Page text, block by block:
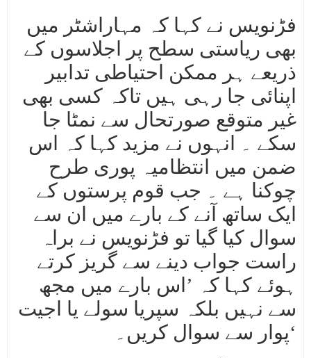
فڑنویس نے کہا کہ مہاراشٹر میں
بھی ریاستی سطح پر اجلاسوں کے
ذریعے ہر ممکن احتیاطی تدابیر
اپنائی جا رہی ہیں تاکہ کسی بھی
غیر متوقع صورتحال سے نمٹا جا
سکے ۔ انہوں نے مزید کہا کہ اس
ضمن میں انتظامیہ پوری طرح
چوکنا ہے ۔ جب قوم پرستوں کے
ایک ساتھ آنے کے بارے میں ان سے
سوال کیا گیا تو فڑنویس نے براہ
راست جواب دینے سے گریز کرتے
ہوئے کہا کہ ’اس بارے میں مجھ
سے نہیں بلکہ سپریا سولے یا اجیت
پوار سے سوال کریں۔‘